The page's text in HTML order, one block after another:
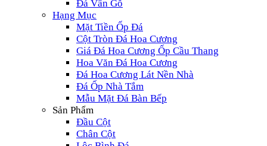
Đá Vân Gỗ
Hạng Mục
Mặt Tiền Ốp Đá
Cột Tròn Đá Hoa Cương
Giá Đá Hoa Cương Ốp Cầu Thang
Hoa Văn Đá Hoa Cương
Đá Hoa Cương Lát Nền Nhà
Đá Ốp Nhà Tắm
Mẫu Mặt Đá Bàn Bếp
Sản Phẩm
Đầu Cột
Chân Cột